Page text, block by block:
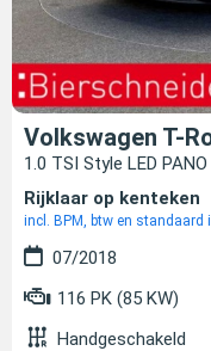
Volkswagen T-
1.0 TSI Style LED
Rijklaar op kenteken
incl. BPM, btw en standaard
07/2018
116 PK (85 KW)
Handgeschakeld